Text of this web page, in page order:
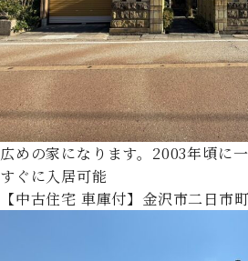
広めの家になります。2003年頃に
すぐに入居可能
【中古住宅 車庫付】金沢市二日市